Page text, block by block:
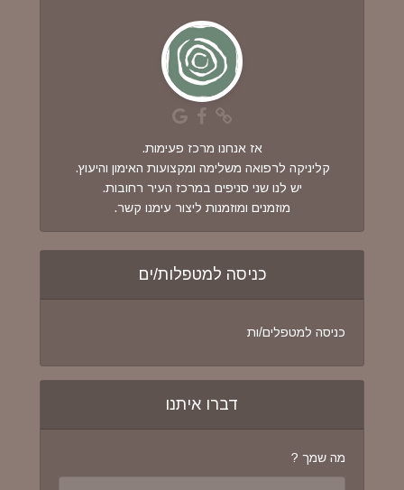
אז אנחנו מרכז פעימות.
קליניקה לרפואה משלימה ומקצועות האימון והיעוץ.
יש לנו שני סניפים במרכז העיר רחובות.
מוזמנים ומוזמנות ליצור עימנו קשר.
כניסה למטפלות/ים
כניסה למטפלים/ות
דברו איתנו
מה שמך ?